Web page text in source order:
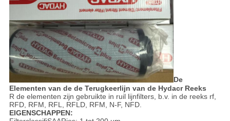
De
Elementen van de de Terugkeerlijn van de Hydacr Reeks
R de elementen zijn gebruikte in ruil lijnfilters, b.v. in de reeks rf,
RFD, RFM, RFL, RFLD, RFM, N-F, NFD.
EIGENSCHAPPEN: